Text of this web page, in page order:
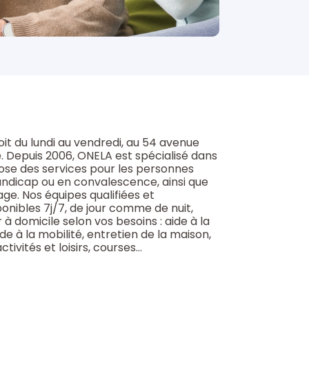
du lundi au vendredi, au 54 avenue
2006, ONELA est spécialisé dans
des services pour les personnes
ou en convalescence, ainsi que
Nos équipes qualifiées et
7j/7, de jour comme de nuit,
domicile selon vos besoins : aide à la
à la mobilité, entretien de la maison,
et loisirs, courses…